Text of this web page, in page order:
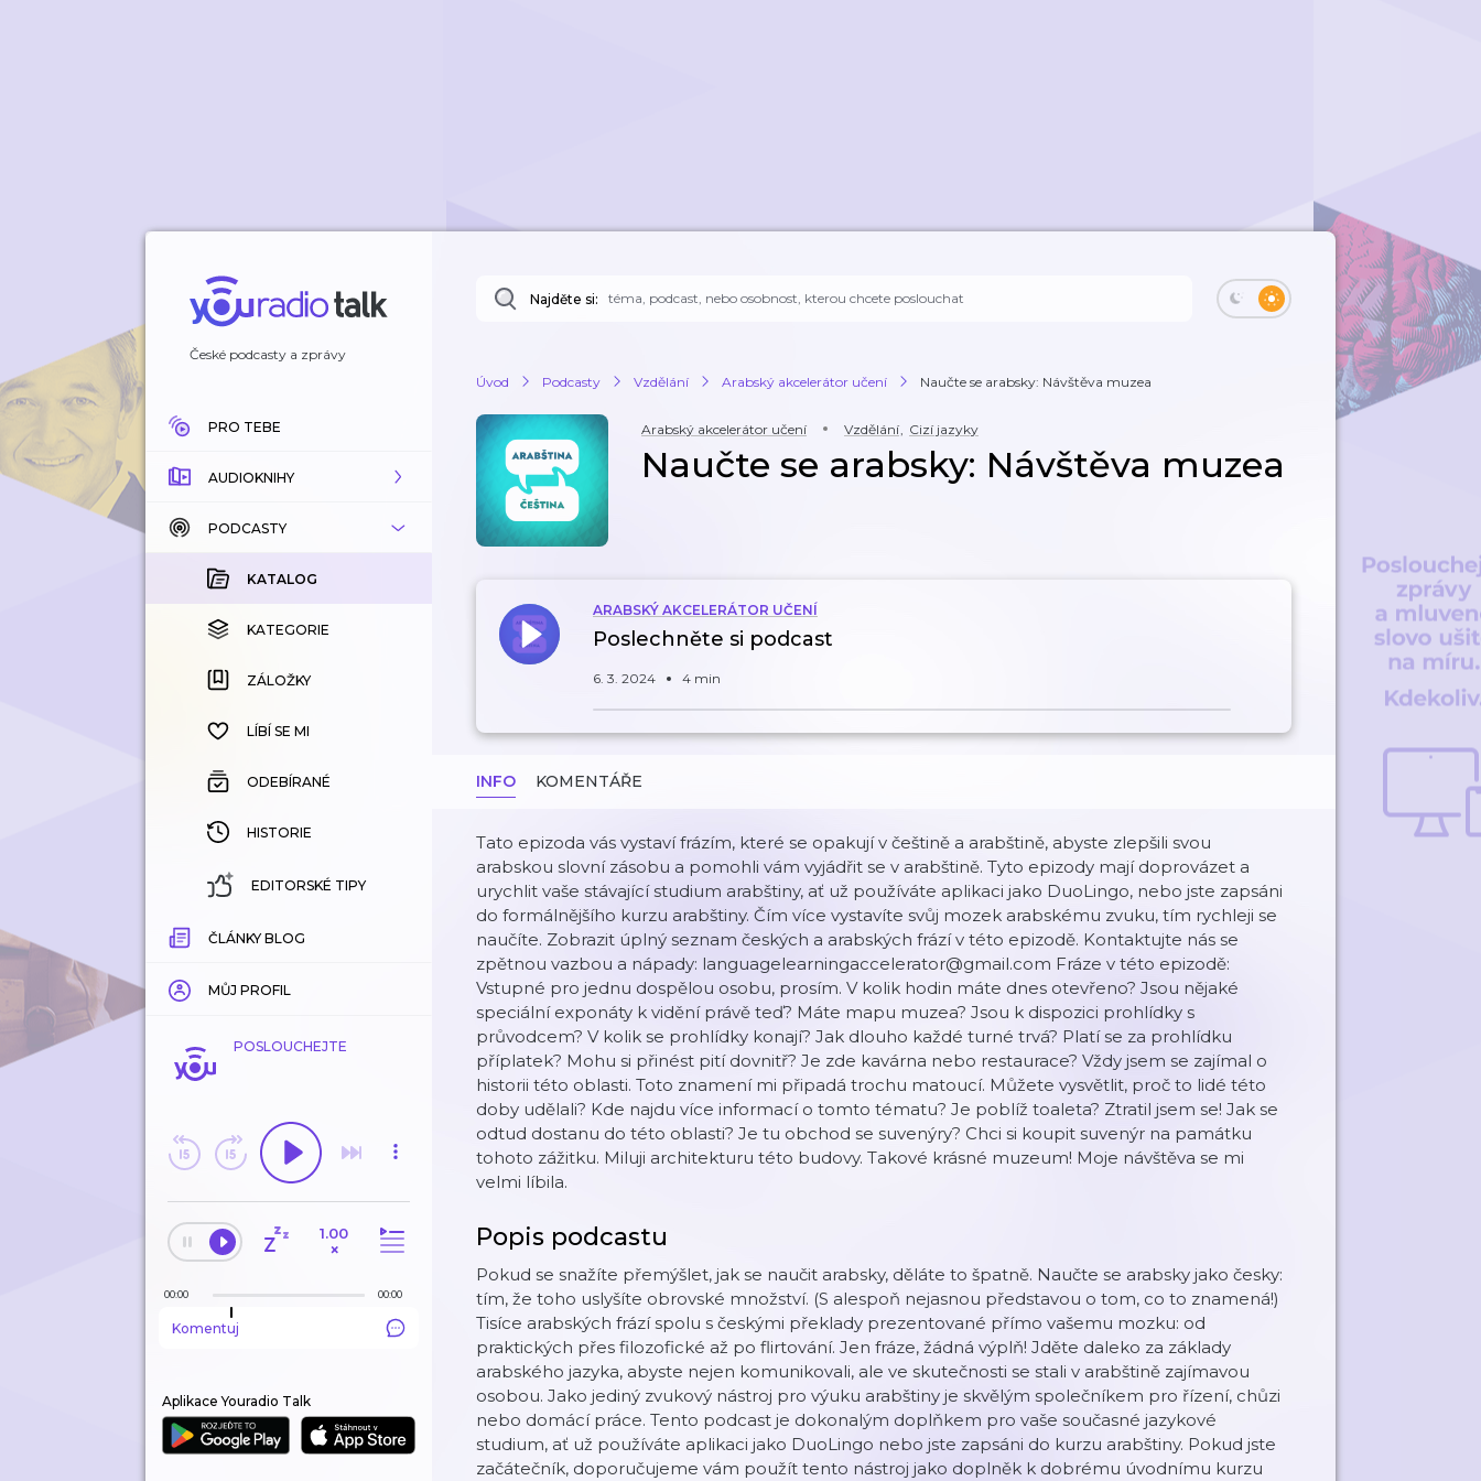
České podcasty a zprávy
PRO TEBE
AUDIOKNIHY
KATALOG
KOUPENÉ
KATEGORIE
ZÁLOŽKY
HISTORIE
PODCASTY
KATALOG
KATEGORIE
ZÁLOŽKY
LÍBÍ SE MI
ODEBÍRANÉ
HISTORIE
EDITORSKÉ TIPY
ČLÁNKY BLOG
MŮJ PROFIL
POSLOUCHEJTE
1.00
×
00:00 00:00
Komentuj
Aplikace Youradio Talk
Najděte si:
Úvod Podcasty Vzdělání Arabský akcelerátor učení Naučte se arabsky: Návštěva muzea
Arabský akcelerátor učení Vzdělání, Cizí jazyky
Naučte se arabsky: Návštěva muzea
ARABSKÝ AKCELERÁTOR UČENÍ
Poslechněte si podcast
6. 3. 2024 4 min
INFO KOMENTÁŘE
Tato epizoda vás vystaví frázím, které se opakují v češtině a arabštině, abyste zlepšili svou
arabskou slovní zásobu a pomohli vám vyjádřit se v arabštině. Tyto epizody mají doprovázet a
urychlit vaše stávající studium arabštiny, ať už používáte aplikaci jako DuoLingo, nebo jste zapsáni
do formálnějšího kurzu arabštiny. Čím více vystavíte svůj mozek arabskému zvuku, tím rychleji se
naučíte. Zobrazit úplný seznam českých a arabských frází v této epizodě. Kontaktujte nás se
zpětnou vazbou a nápady: languagelearningaccelerator@gmail.com Fráze v této epizodě:
Vstupné pro jednu dospělou osobu, prosím. V kolik hodin máte dnes otevřeno? Jsou nějaké
speciální exponáty k vidění právě teď? Máte mapu muzea? Jsou k dispozici prohlídky s
průvodcem? V kolik se prohlídky konají? Jak dlouho každé turné trvá? Platí se za prohlídku
příplatek? Mohu si přinést pití dovnitř? Je zde kavárna nebo restaurace? Vždy jsem se zajímal o
historii této oblasti. Toto znamení mi připadá trochu matoucí. Můžete vysvětlit, proč to lidé této
doby udělali? Kde najdu více informací o tomto tématu? Je poblíž toaleta? Ztratil jsem se! Jak se
odtud dostanu do této oblasti? Je tu obchod se suvenýry? Chci si koupit suvenýr na památku
tohoto zážitku. Miluji architekturu této budovy. Takové krásné muzeum! Moje návštěva se mi
velmi líbila.
Popis podcastu
Pokud se snažíte přemýšlet, jak se naučit arabsky, děláte to špatně. Naučte se arabsky jako česky:
tím, že toho uslyšíte obrovské množství. (S alespoň nejasnou představou o tom, co to znamená!)
Tisíce arabských frází spolu s českými překlady prezentované přímo vašemu mozku: od
praktických přes filozofické až po flirtování. Jen fráze, žádná výplň! Jděte daleko za základy
arabského jazyka, abyste nejen komunikovali, ale ve skutečnosti se stali v arabštině zajímavou
osobou. Jako jediný zvukový nástroj pro výuku arabštiny je skvělým společníkem pro řízení, chůzi
nebo domácí práce. Tento podcast je dokonalým doplňkem pro vaše současné jazykové
studium, ať už používáte aplikaci jako DuoLingo nebo jste zapsáni do kurzu arabštiny. Pokud jste
začátečník, doporučujeme vám použít tento nástroj jako doplněk k dobrému úvodnímu kurzu